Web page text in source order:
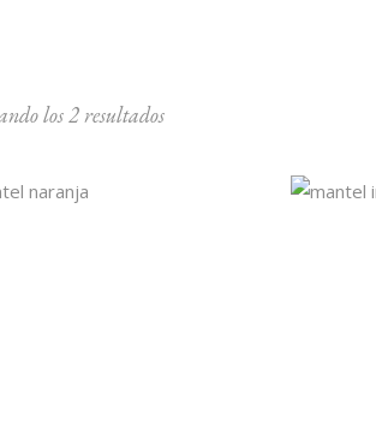
los 2 resultados